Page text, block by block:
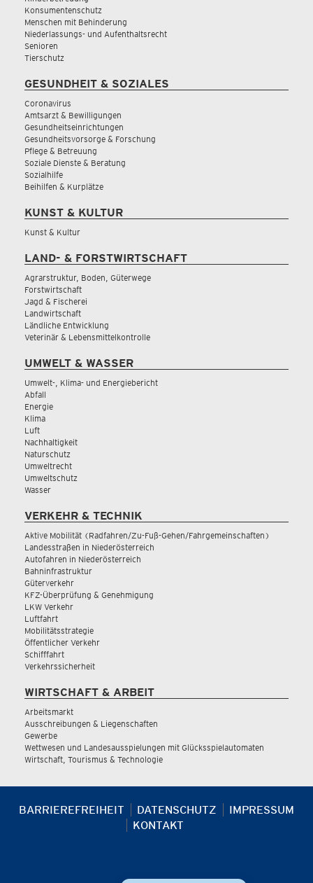
Konsumentenschutz
Menschen mit Behinderung
Niederlassungs- und Aufenthaltsrecht
Senioren
Tierschutz
GESUNDHEIT & SOZIALES
Coronavirus
Amtsarzt & Bewilligungen
Gesundheitseinrichtungen
Gesundheitsvorsorge & Forschung
Pflege & Betreuung
Soziale Dienste & Beratung
Sozialhilfe
Beihilfen & Kurplätze
KUNST & KULTUR
Kunst & Kultur
LAND- & FORSTWIRTSCHAFT
Agrarstruktur, Boden, Güterwege
Forstwirtschaft
Jagd & Fischerei
Landwirtschaft
Ländliche Entwicklung
Veterinär & Lebensmittelkontrolle
UMWELT & WASSER
Umwelt-, Klima- und Energiebericht
Abfall
Energie
Klima
Luft
Nachhaltigkeit
Naturschutz
Umweltrecht
Umweltschutz
Wasser
VERKEHR & TECHNIK
Aktive Mobilität (Radfahren/Zu-Fuß-Gehen/Fahrgemeinschaften)
Landesstraßen in Niederösterreich
Autofahren in Niederösterreich
Bahninfrastruktur
Güterverkehr
KFZ-Überprüfung & Genehmigung
LKW Verkehr
Luftfahrt
Mobilitätsstrategie
Öffentlicher Verkehr
Schifffahrt
Verkehrssicherheit
WIRTSCHAFT & ARBEIT
Arbeitsmarkt
Ausschreibungen & Liegenschaften
Gewerbe
Wettwesen und Landesausspielungen mit Glücksspielautomaten
Wirtschaft, Tourismus & Technologie
BARRIEREFREIHEIT DATENSCHUTZ
IMPRESSUM
KONTAKT